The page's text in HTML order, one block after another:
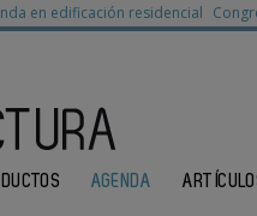
en edificación residencial
AGENDA